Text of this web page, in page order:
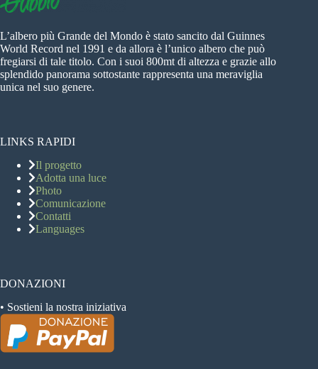
L’albero più Grande del Mondo è stato sancito dal Guinnes
World Record nel 1991 e da allora è l’unico albero che può
fregiarsi di tale titolo. Con i suoi 800mt di altezza e grazie allo
splendido panorama sottostante rappresenta una meraviglia
unica nel suo genere.
LINKS RAPIDI
Il progetto
Adotta una luce
Photo
Comunicazione
Contatti
Languages
DONAZIONI
• Sostieni la nostra iniziativa